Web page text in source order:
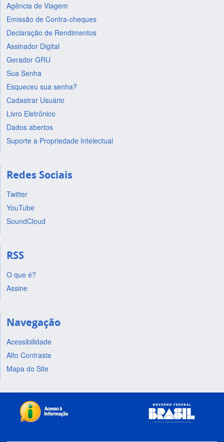
Agência de Viagem
Emissão de Contra-cheques
Declaração de Rendimentos
Assinador Digital
Gerador GRU
Sua Senha
Esqueceu sua senha?
Cadastrar Usuário
Livro Eletrônico
Dados abertos
Suporte a Propriedade Intelectual
Redes Sociais
Twitter
YouTube
SoundCloud
RSS
O que é?
Assine
Navegação
Acessibilidade
Alto Contraste
Mapa do Site